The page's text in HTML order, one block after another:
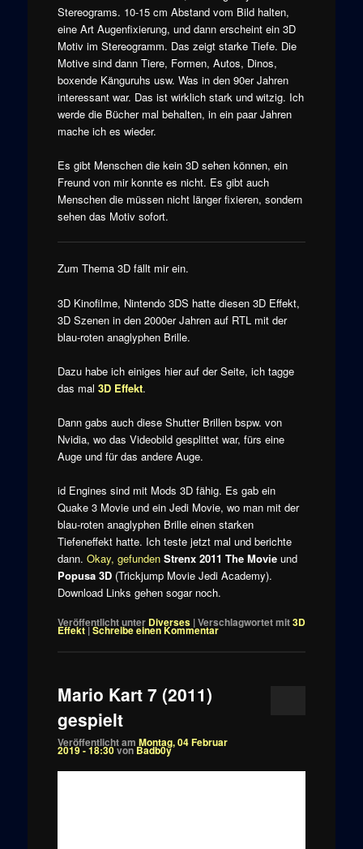
Stereograms. 10-15 cm Abstand vom Bild halten,
eine Art Augenfixierung, und dann erscheint ein 3D
Motiv im Stereogramm. Das zeigt starke Tiefe. Die
Motive sind dann Tiere, Formen, Autos, Dinos,
boxende Känguruhs usw. Was in den 90er Jahren
interessant war. Das ist wirklich stark und witzig. Ich
werde die Bücher mal behalten, in ein paar Jahren
mache ich es wieder.
Es gibt Menschen die kein 3D sehen können, ein
Freund von mir konnte es nicht. Es gibt auch
Menschen die müssen nicht länger fixieren, sondern
sehen das Motiv sofort.
Zum Thema 3D fällt mir ein.
3D Kinofilme, Nintendo 3DS hatte diesen 3D Effekt,
3D Szenen in den 2000er Jahren auf RTL mit der
blau-roten anaglyphen Brille.
Dazu habe ich einiges hier auf der Seite, ich tagge
das mal 3D Effekt.
Dann gabs auch diese Shutter Brillen bspw. von
Nvidia, wo das Videobild gesplittet war, fürs eine
Auge und für das andere Auge.
id Engines sind mit Mods 3D fähig. Es gab ein
Quake 3 Movie und ein Jedi Movie, wo man mit der
blau-roten anaglyphen Brille einen starken
Tiefeneffekt hatte. Ich teste jetzt mal und berichte
dann. Okay, gefunden Strenx 2011 The Movieund
Popusa 3D(Trickjump Movie Jedi Academy).
Download Links gehen sogar noch.
Veröffentlicht unter Diverses |Verschlagwortet mit3D
Effekt|Schreibe einen Kommentar
Mario Kart 7 (2011)
gespielt
Veröffentlicht am Montag, 04 Februar
2019 - 18:30vonBadb0y